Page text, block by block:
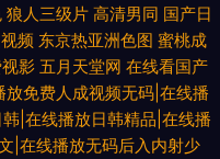
狼人三级片 高清男同 国产日
频 东京热亚洲色图 蜜桃成
影 五月天堂网 在线看国产
免费人成视频无码|在线播
|在线播放日韩精品|在线播
|在线播放无码后入内射少